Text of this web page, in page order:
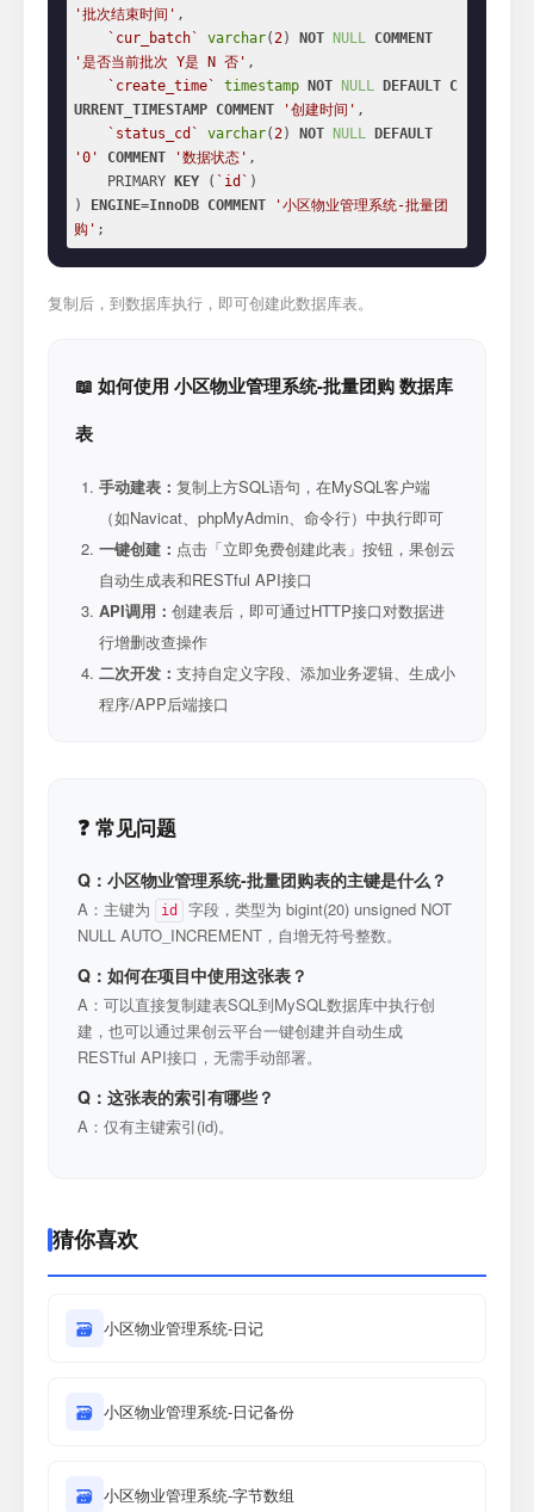
'批次结束时间' ,
`cur_batch`
varchar(2) NOT NULL COMMENT
'是否当前批次 Y是 N 否' ,
`create_time`
timestamp NOT NULL DEFAULT C
URRENT_TIMESTAMP COMMENT '创建时间' ,
`status_cd`
varchar(2) NOT NULL
DEFAULT
'0'
COMMENT '数据状态' ,
    PRIMARY
KEY ( `id` )
)
ENGINE=InnoDB COMMENT
'小区物业管理系统-批量团
购' ;
复制后，到数据库执行，即可创建此数据库表。
📖 如何使用 小区物业管理系统-批量团购 数据库
表
手动建表： 复制上方SQL语句，在MySQL客户端
（如Navicat、phpMyAdmin、命令行）中执行即可
一键创建： 点击「立即免费创建此表」按钮，果创云
自动生成表和RESTful API接口
API调用： 创建表后，即可通过HTTP接口对数据进
行增删改查操作
二次开发： 支持自定义字段、添加业务逻辑、生成小
程序/APP后端接口
❓ 常见问题
Q：小区物业管理系统-批量团购表的主键是什么？
A：主键为 id
字段，类型为 bigint(20) unsigned NOT
NULL AUTO_INCREMENT，自增无符号整数。
Q：如何在项目中使用这张表？
A：可以直接复制建表SQL到MySQL数据库中执行创
建，也可以通过果创云平台一键创建并自动生成
RESTful API接口，无需手动部署。
Q：这张表的索引有哪些？
A：仅有主键索引(id)。
猜你喜欢
🗃 小区物业管理系统-日记
🗃 小区物业管理系统-日记备份
🗃 小区物业管理系统-字节数组